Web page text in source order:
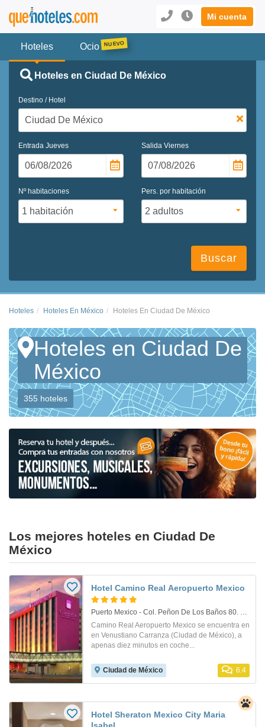
Mi cuenta
Hoteles Ocio
Hoteles en Ciudad De México
Destino / Hotel
Entrada Jueves Salida Viernes
Nº habitaciones Pers. por habitación
Buscar
Hoteles Hoteles En México Hoteles En Ciudad De México
Hoteles en Ciudad De
México
355 hoteles
Los mejores hoteles en Ciudad De
México
Hotel Camino Real Aeropuerto Mexico
Puerto Mexico - Col. Peñon De Los Baños 80. Mexico D.f.
Camino Real Aeropuerto Mexico se encuentra en
en Venustiano Carranza (Ciudad de México), a
apenas diez minutos en coche...
Ciudad de México 6.4
Hotel Sheraton Mexico City Maria